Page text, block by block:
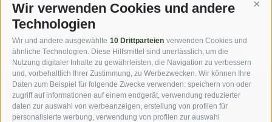
Wir verwenden Cookies und andere
Technologien
Wir und andere ausgewählte 10 Drittparteien verwenden Cookies und
ähnliche Technologien. Diese Hilfsmittel sind unerlässlich, um die
Nutzung digitaler Inhalte zu gewährleisten, die Navigation zu verbessern
und, vorbehaltlich Ihrer Zustimmung, zu Werbezwecken. Wir können Ihre
Daten zum Beispiel für folgende Zwecke verwenden: speichern von oder
zugriff auf informationen auf einem endgerät, verwendung reduzierter
daten zur auswahl von werbeanzeigen, erstellung von profilen für
personalisierte werbung, verwendung von profilen zur auswahl
jetzt anmelden
DOWNLOADS FOTOGALERIE